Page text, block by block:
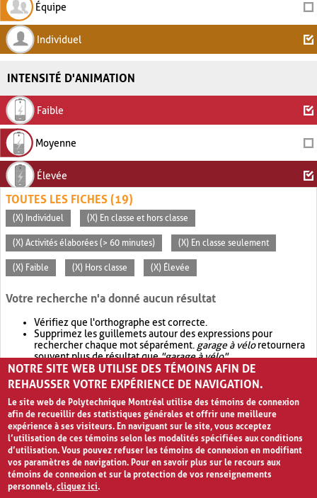
Équipe
Individuel
INTENSITÉ D'ANIMATION
Faible
Moyenne
Élevée
TOUTES LES FICHES (19)
(X) Individuel (X) En classe et hors classe
(X) Activités élaborées (> 60 minutes) (X) En classe seulement
(X) Faible (X) Hors classe (X) Élevée
Votre recherche n'a donné aucun résultat
Vérifiez que l'orthographe est correcte.
Supprimez les guillemets autour des expressions pour
rechercher chaque mot séparément. garage à véloretournera
souvent plus de résultat que"garage à vélo".
Envisagez d'élargir votre recherche avec OR.garage OR vélo
retournera souvent plus de résultat quegarage à vélo
NOTRE SITE WEB UTILISE DES TÉMOINS AFIN DE
REHAUSSER VOTRE EXPÉRIENCE DE NAVIGATION.
Le site web de Polytechnique Montréal utilise des témoins de connexion
afin de recueillir des statistiques générales et offrir une meilleure
expérience à ses visiteurs. En naviguant sur le site, vous acceptez
l’utilisation de ces témoins selon les modalités spécifiées aux conditions
d’utilisation. Vous pouvez refuser les témoins de connexion en modifiant
vos paramètres de navigation. Pour en savoir plus sur le recours aux
témoins de connexion et sur la protection de vos renseignements
personnels,cliquez ici.